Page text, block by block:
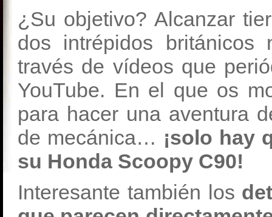
¿Su objetivo? Alcanzar
dos intrépidos británicos
través de vídeos que
YouTube. En el que os
para hacer una aventura
de mecánica… ¡solo hay
su Honda Scoopy C90!
Interesante también los